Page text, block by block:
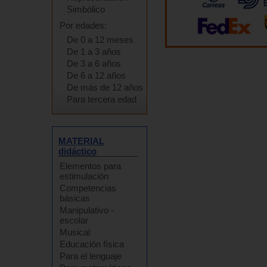
Simbólico
Por edades:
De 0 a 12 meses
De 1 a 3 años
De 3 a 6 años
De 6 a 12 años
De más de 12 años
Para tercera edad
MATERIAL
didáctico
Elementos para
estimulación
Competencias
básicas
Manipulativo -
escolar
Musical
Educación física
Para el lenguaje